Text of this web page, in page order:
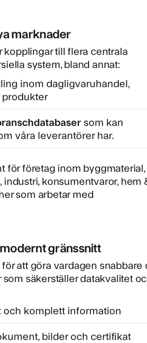
marknader
till flera centrala
system, bland annat:
inom dagligvaruhandel,
som kan
våra leverantörer har.
för företag inom byggmaterial,
konsumentvaror, hem
som arbetar med
gränssnitt
att göra vardagen snabbare
säkerställer datakvalitet
komplett information
bilder och certifikat